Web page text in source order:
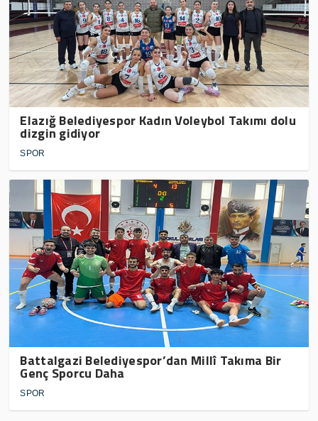
Elazığ Belediyespor Kadın Voleybol Takımı dolu
dizgin gidiyor
SPOR
Battalgazi Belediyespor’dan Millî Takıma Bir
Genç Sporcu Daha
SPOR